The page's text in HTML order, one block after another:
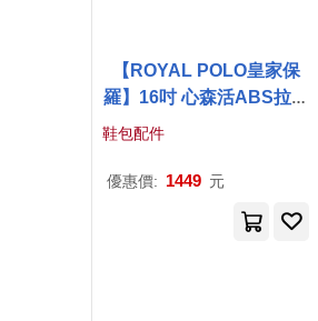
【ROYAL POLO皇家保
羅】16吋 心森活ABS拉鍊
硬殼箱/行李箱 (3色任選) 1
鞋包配件
優惠價: 1449 元